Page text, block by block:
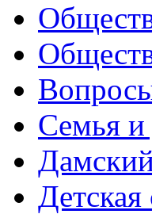
Семья и
Детская